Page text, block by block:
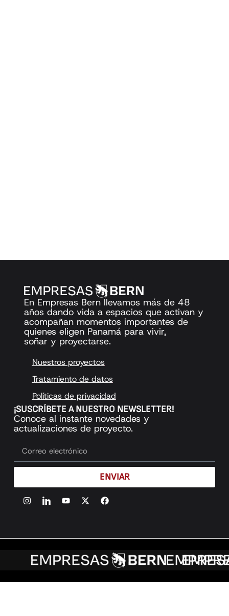
En Empresas Bern llevamos más de 48
años dando vida a espacios que activan y
acompañan momentos importantes de
quienes eligen Panamá para vivir,
soñar y proyectarse.
Nuestros proyectos
Tratamiento de datos
Políticas de privacidad
¡SUSCRÍBETE A NUESTRO NEWSLETTER!
Conoce al instante novedades y
actualizaciones de proyecto.
ENVIAR